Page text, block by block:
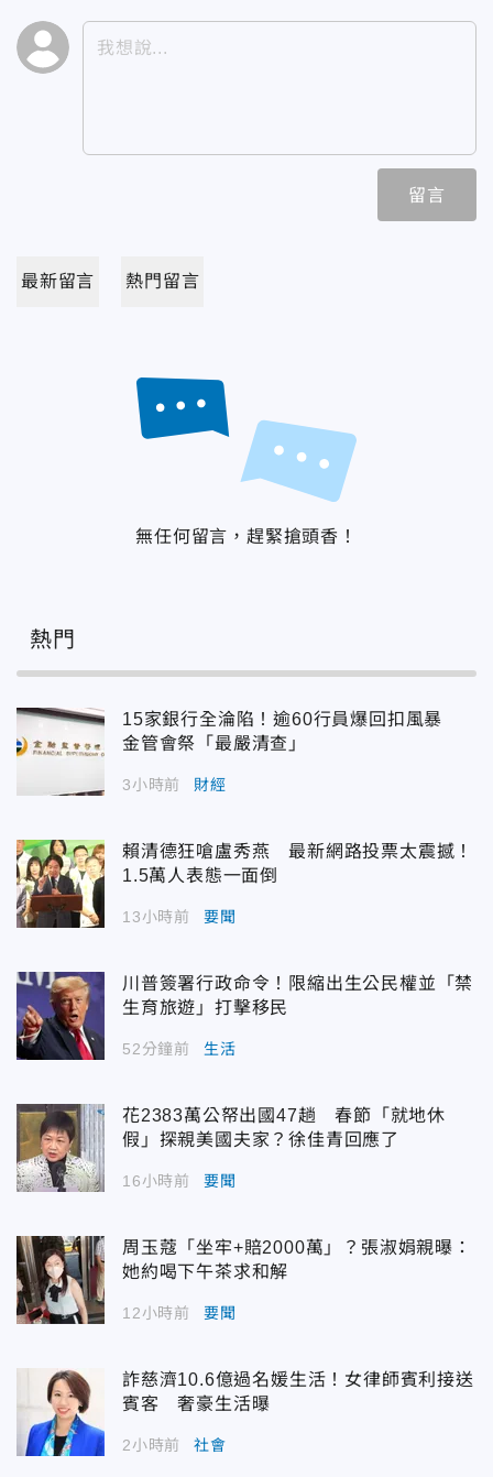
留言
最新留言 熱門留言
無任何留言，趕緊搶頭香！
熱門
15家銀行全淪陷！逾60行員爆回扣風暴
金管會祭「最嚴清查」
3小時前 財經
賴清德狂嗆盧秀燕 最新網路投票太震撼！
1.5萬人表態一面倒
13小時前 要聞
川普簽署行政命令！限縮出生公民權並「禁
生育旅遊」打擊移民
52分鐘前 生活
花2383萬公帑出國47趟 春節「就地休
假」探親美國夫家？徐佳青回應了
16小時前 要聞
周玉蔻「坐牢+賠2000萬」？張淑娟親曝：
她約喝下午茶求和解
12小時前 要聞
詐慈濟10.6億過名媛生活！女律師賓利接送
賓客 奢豪生活曝
2小時前 社會